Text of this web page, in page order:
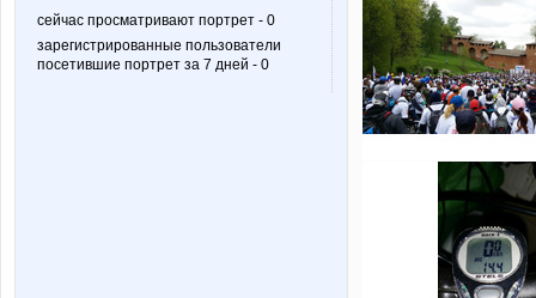
сейчас просматривают портрет - 0
зарегистрированные пользователи
посетившие портрет за 7 дней - 0